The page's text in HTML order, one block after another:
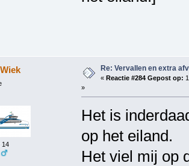
14
Re: Vervallen en extra
« Reactie #284 Gepost op:
»
Het is
op het eiland.
Het viel mij op